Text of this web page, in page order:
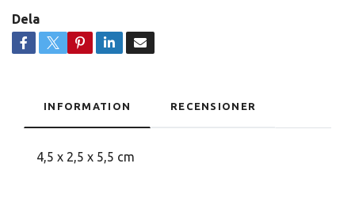
Dela
INFORMATION RECENSIONER
4,5 x 2,5 x 5,5 cm